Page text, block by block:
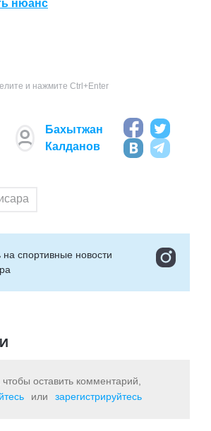
нюанс
и нажмите Ctrl+Enter
Бахытжан
Калданов
cпортивные новости
чтобы оставить комментарий,
или зарегистрируйтесь